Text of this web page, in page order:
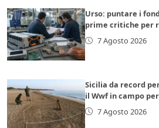
Urso: puntare i
prime critiche per
7 Agosto 2026
Sicilia da record
il Wwf in campo
7 Agosto 2026